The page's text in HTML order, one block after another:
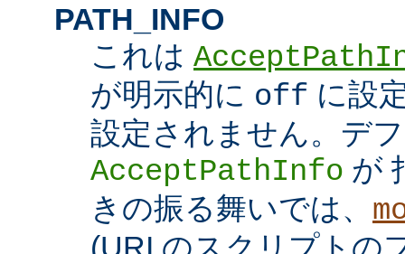
PATH_INFO
これは
が明示的に off に設
設定されません。デ
AcceptPathInfo が
きの振る舞いでは、
(URI のスクリプトの